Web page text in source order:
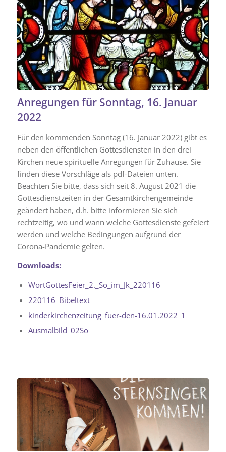
Anregungen für Sonntag, 16. Januar
2022
Für den kommenden Sonntag (16. Januar 2022) gibt es
neben den öffentlichen Gottesdiensten in den drei
Kirchen neue spirituelle Anregungen für Zuhause. Sie
finden diese Vorschläge als pdf-Dateien unten.
Beachten Sie bitte, dass sich seit 8. August 2021 die
Gottesdienstzeiten in der Gesamtkirchengemeinde
geändert haben, d.h. bitte informieren Sie sich
rechtzeitig, wo und wann welche Gottesdienste gefeiert
werden und welche Bedingungen aufgrund der
Corona-Pandemie gelten.
Downloads:
WortGottesFeier_2._So_im_Jk_220116
220116_Bibeltext
kinderkirchenzeitung_fuer-den-16.01.2022_1
Ausmalbild_02So